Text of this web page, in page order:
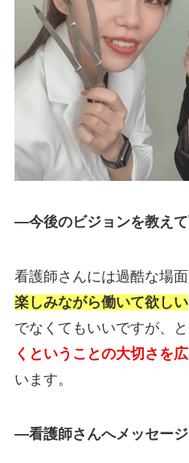
―今後のビジョンを教えて
看護師さんには過酷な場
楽しみながら働いて欲しい
でなくてもいいですが、と
くということの大切さを
います。
―看護師さんへメッセー